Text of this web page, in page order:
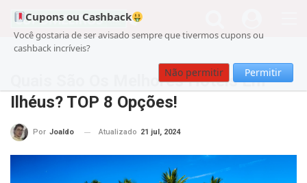
Cupons ou Cashback
Você gostaria de ser avisado sempre que tivermos cupons ou
cashback incríveis?
Não permitir Permitir
Cupom Viagens
Quais São Os Melhores Hotéis Em
Ilhéus? TOP 8 Opções!
Por Joaldo Atualizado 21 jul, 2024